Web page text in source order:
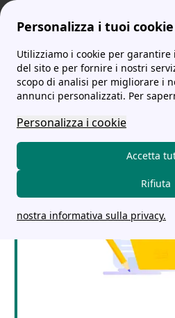
Personalizza i tuoi cookie
Utilizziamo i cookie per
del sito e per fornire i nostri
scopo di analisi per migliorare i
annunci personalizzati. Per
Personalizza i cookie
Accetta
Rifiuta
nostra informativa sulla privacy.
tariffe-energia.it Bolletta Luce: la guida completa con tutti i dettagli!
Bolletta Luce:
completa con
dettagli!